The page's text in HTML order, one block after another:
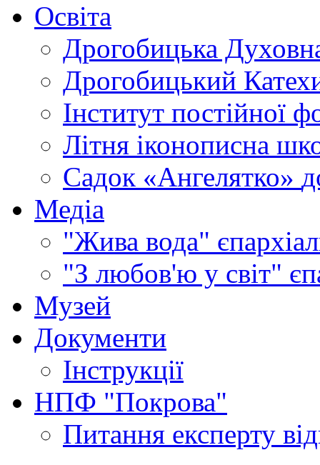
Освіта
Дрогобицька
Дрогобицький
Інститут постійної
Літня іконописна
Садок «Ангелятко»
Медіа
"Жива вода"
"З любов'ю у світ"
Музей
Документи
Інструкції
НПФ "Покрова"
Питання експерту